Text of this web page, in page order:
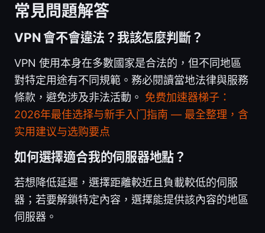
常見問題解答
VPN 會不會違法？我該怎麼判斷？
VPN 使用本身在多數國家是合法的，但不同地區
對特定用途有不同規範。務必閱讀當地法律與服務
條款，避免涉及非法活動。 免费加速器梯子：
2026年最佳选择与新手入门指南 — 最全整理，含
实用建议与选购要点
如何選擇適合我的伺服器地點？
若想降低延遲，選擇距離較近且負載較低的伺服
器；若要解鎖特定內容，選擇能提供該內容的地區
伺服器。